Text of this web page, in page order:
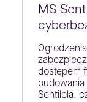
MS
dostępem
Sentilela,